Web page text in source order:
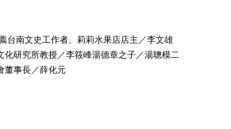
台南文史工作者、莉莉水果店店主／李文雄
化研究所教授／李筱峰湯德章之子／湯聰模二
董事長／薛化元